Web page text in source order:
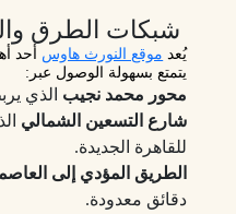
شبكات الطرق
يُعد موقع النورث هاوس أحد
يتمتع بسهولة الوصول عبر:
محور محمد نجيب الذي
شارع التسعين الشمالي
للقاهرة الجديدة.
الطريق المؤدي إلى
دقائق معدودة.